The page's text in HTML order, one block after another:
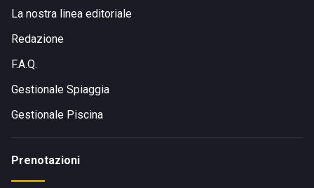
La nostra linea editoriale
Redazione
F.A.Q.
Gestionale Spiaggia
Gestionale Piscina
Prenotazioni